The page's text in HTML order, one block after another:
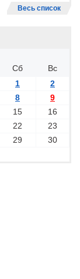
Весь список
Сб
Вс
1
2
8
9
15
16
22
23
29
30